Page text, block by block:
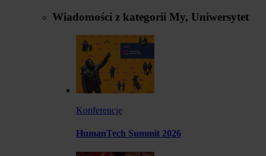
Wiadomości z kategorii My, Uniwersytet
Konferencje
HumanTech Summit 2026